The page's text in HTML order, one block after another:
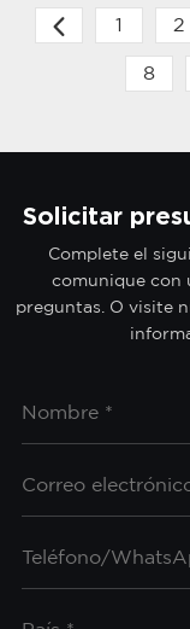
1 2
8
Solicitar
Complete el
comunique con
preguntas. O visite